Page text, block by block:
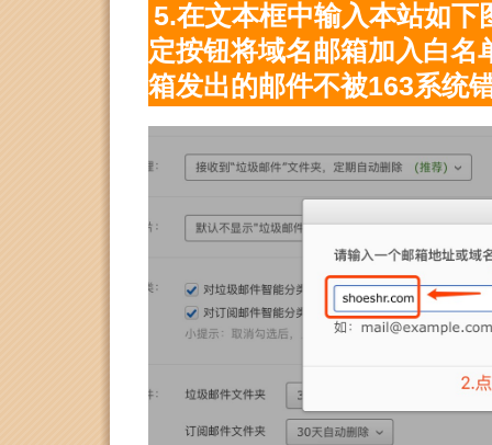
5.在文本框中输入本站如
定按钮将域名邮箱加入白
箱发出的邮件不被163系统